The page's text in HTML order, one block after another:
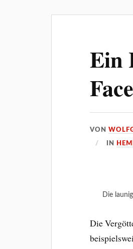
Ein
VON
IN
Die
Die